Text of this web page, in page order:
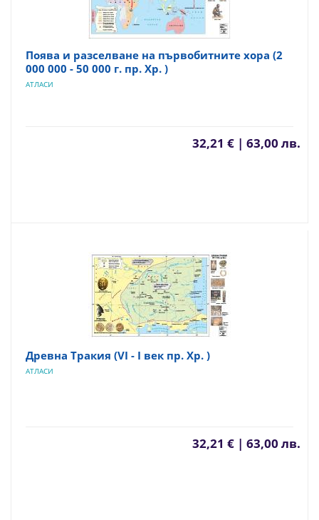
Поява и разселване на първобитните хора (2
000 000 - 50 000 г. пр. Хр. )
АТЛАСИ
32,21 € | 63,00 лв.
Древна Тракия (VІ - І век пр. Хр. )
АТЛАСИ
32,21 € | 63,00 лв.